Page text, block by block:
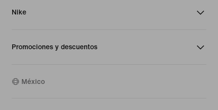
Nike
Promociones y descuentos
México